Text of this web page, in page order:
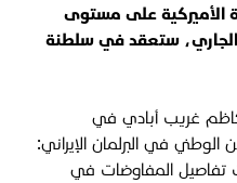
الأميركية على مستوى
يوم 23 نيسان الجاري، ستعقد في سلطنة
كاظم غريب أبادي في
في البرلمان الإيراني:
تفاصيل المفاوضات في